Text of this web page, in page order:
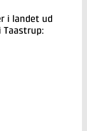
i landet ud
Taastrup: